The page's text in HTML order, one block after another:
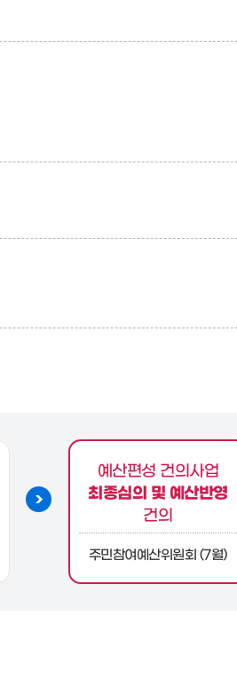
예산편성 건의사업
최종심의 및 예산반영
건의
주민참여예산위원회 (7월)